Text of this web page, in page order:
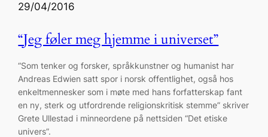
29/04/2016
“Jeg føler meg hjemme i universet”
“Som tenker og forsker, språkkunstner og humanist har
Andreas Edwien satt spor i norsk offentlighet, også hos
enkeltmennesker som i møte med hans forfatterskap fant
en ny, sterk og utfordrende religionskritisk stemme” skriver
Grete Ullestad i minneordene på nettsiden “Det etiske
univers”.